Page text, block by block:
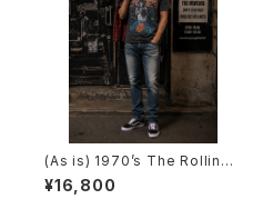
(As is) 1970’s The Rolling
Stones tour T-Shirts -1978
年 ザ・ローリング・ストーンズ ツ
¥16,800